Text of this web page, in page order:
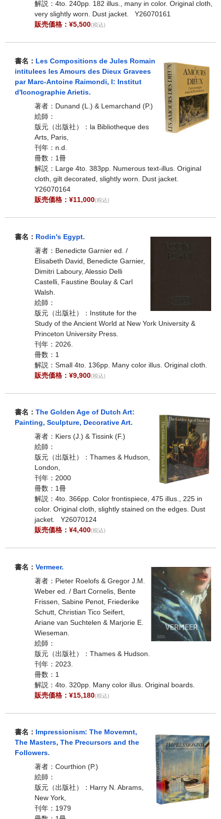
解説：4to. 240pp. 182 illus., many in color. Original cloth,
very slightly worn. Dust jacket. Y26070161
販売価格：¥5,500(税込)
書名： Les Compositions de Jules Romain
intitulees les Amours des Dieux Gravees
par Marc-Antoine Raimondi, I: Institut
d'Iconographie Arietis.
著者：Dunand (L.) & Lemarchand (P.)
絵師：
版元（出版社）：la Bibliotheque des
Arts, Paris,
刊年：n.d.
冊数：1冊
解説：Large 4to. 383pp. Numerous text-illus. Original
cloth, gilt decorated, slightly worn. Dust jacket.
Y26070164
販売価格：¥11,000(税込)
書名： Rodin's Egypt.
著者：Benedicte Garnier ed. /
Elisabeth David, Benedicte Garnier,
Dimitri Laboury, Alessio Delli
Castelli, Faustine Boulay & Carl
Walsh.
絵師：
版元（出版社）：Institute for the
Study of the Ancient World at New York University &
Princeton University Press.
刊年：2026.
冊数：1
解説：Small 4to. 136pp. Many color illus. Original cloth.
販売価格：¥9,900(税込)
書名： The Golden Age of Dutch Art:
Painting, Sculpture, Decorative Art.
著者：Kiers (J.) & Tissink (F.)
絵師：
版元（出版社）：Thames & Hudson,
London,
刊年：2000
冊数：1冊
解説：4to. 366pp. Color frontispiece, 475 illus., 225 in
color. Original cloth, slightly stained on the edges. Dust
jacket. Y26070124
販売価格：¥4,400(税込)
書名： Vermeer.
著者：Pieter Roelofs & Gregor J.M.
Weber ed. / Bart Cornelis, Bente
Frissen, Sabine Penot, Friederike
Schutt, Christian Tico Seifert,
Ariane van Suchtelen & Marjorie E.
Wieseman.
絵師：
版元（出版社）：Thames & Hudson.
刊年：2023.
冊数：1
解説：4to. 320pp. Many color illus. Original boards.
販売価格：¥15,180(税込)
書名： Impressionism: The Movemnt,
The Masters, The Precursors and the
Followers.
著者：Courthion (P.)
絵師：
版元（出版社）：Harry N. Abrams,
New York,
刊年：1979